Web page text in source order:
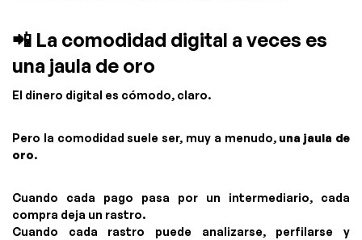
📲 La comodidad digital a veces es
una jaula de oro
El dinero digital es cómodo, claro.
Pero la comodidad suele ser, muy a menudo, una jaula de
oro.
Cuando cada pago pasa por un intermediario, cada
compra deja un rastro.
Cuando cada rastro puede analizarse, perfilarse y